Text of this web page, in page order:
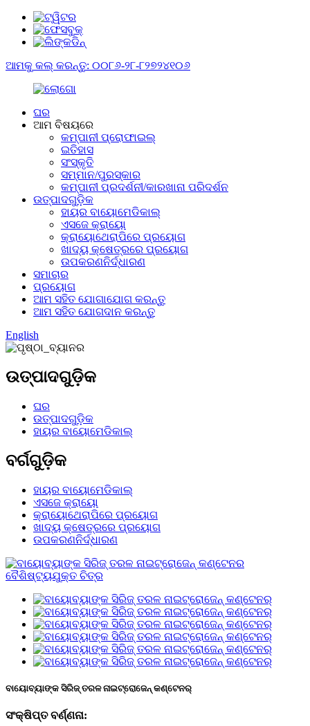
ଆମକୁ କଲ୍ କରନ୍ତୁ: ୦୦୮୬-୨୮-୮୨୭୨୪୧୦୬
ଘର
ଆମ ବିଷୟରେ
କମ୍ପାନୀ ପ୍ରୋଫାଇଲ୍
ଇତିହାସ
ସଂସ୍କୃତି
ସମ୍ମାନ/ପୁରସ୍କାର
କମ୍ପାନୀ ପ୍ରଦର୍ଶନୀ/କାରଖାନା ପରିଦର୍ଶନ
ଉତ୍ପାଦଗୁଡ଼ିକ
ହାୟର ବାୟୋମେଡିକାଲ୍
ଏସଜେ କ୍ରାୟୋ
କ୍ରାୟୋଥେରାପିରେ ପ୍ରୟୋଗ
ଖାଦ୍ୟ କ୍ଷେତ୍ରରେ ପ୍ରୟୋଗ
ଉପକରଣନିର୍ଦ୍ଧାରଣ
ସମାଚାର
ପ୍ରୟୋଗ
ଆମ ସହିତ ଯୋଗାଯୋଗ କରନ୍ତୁ
ଆମ ସହିତ ଯୋଗଦାନ କରନ୍ତୁ
English
ଉତ୍ପାଦଗୁଡ଼ିକ
ଘର
ଉତ୍ପାଦଗୁଡ଼ିକ
ହାୟର ବାୟୋମେଡିକାଲ୍
ବର୍ଗଗୁଡ଼ିକ
ହାୟର ବାୟୋମେଡିକାଲ୍
ଏସଜେ କ୍ରାୟୋ
କ୍ରାୟୋଥେରାପିରେ ପ୍ରୟୋଗ
ଖାଦ୍ୟ କ୍ଷେତ୍ରରେ ପ୍ରୟୋଗ
ଉପକରଣନିର୍ଦ୍ଧାରଣ
ବାୟୋବ୍ୟାଙ୍କ ସିରିଜ୍ ତରଳ ନାଇଟ୍ରୋଜେନ୍ କଣ୍ଟେନର୍
ସଂକ୍ଷିପ୍ତ ବର୍ଣ୍ଣନା: